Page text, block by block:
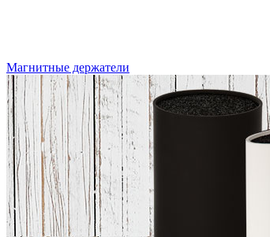
Магнитные держатели